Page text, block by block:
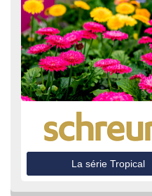
La série Tropical